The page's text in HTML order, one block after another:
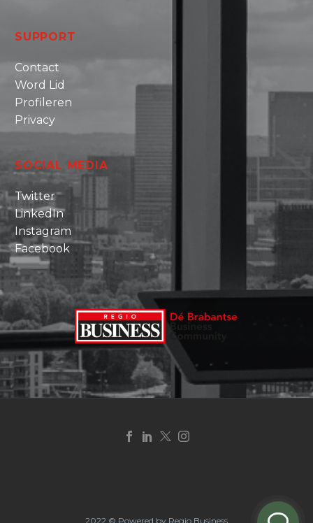
SUPPORT
Contact
Word Lid
Profileren
Privacy
SOCIAL MEDIA
Twitter
LinkedIn
Instagram
Facebook
2022 © Powered by Regio Business